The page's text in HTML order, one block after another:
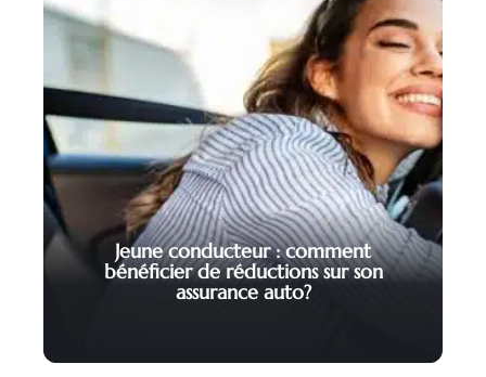
Jeune conducteur : comment
bénéficier de réductions sur son
assurance auto?